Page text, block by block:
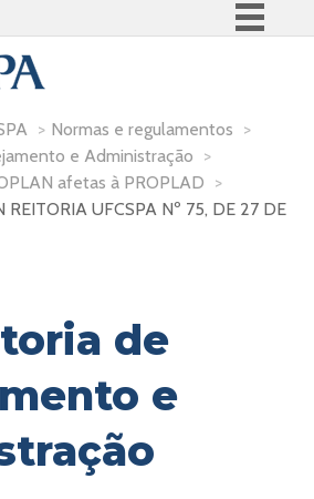
Participe
Acesso à informação
> Normas e regulamentos >
e Administração >
afetas à PROPLAD >
REITORIA UFCSPA Nº 75, DE 27 DE
de
e